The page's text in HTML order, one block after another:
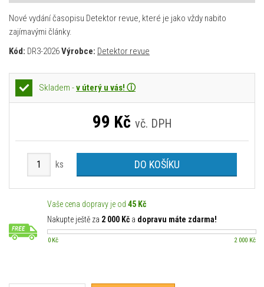
Nové vydání časopisu Detektor revue, které je jako vždy nabito
zajímavými články.
Kód: DR3-2026Výrobce: Detektor revue
Skladem -v úterý u vás! ⓘ
99 Kč vč. DPH
ks DO KOŠÍKU
Vaše cena dopravy je od 45 Kč
Nakupte ještě za 2 000 Kč a dopravu máte zdarma!
0 Kč 2 000 Kč